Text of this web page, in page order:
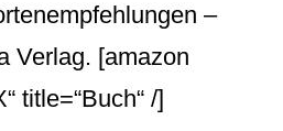
–
Verlag. [amazon
title=“Buch“ /]